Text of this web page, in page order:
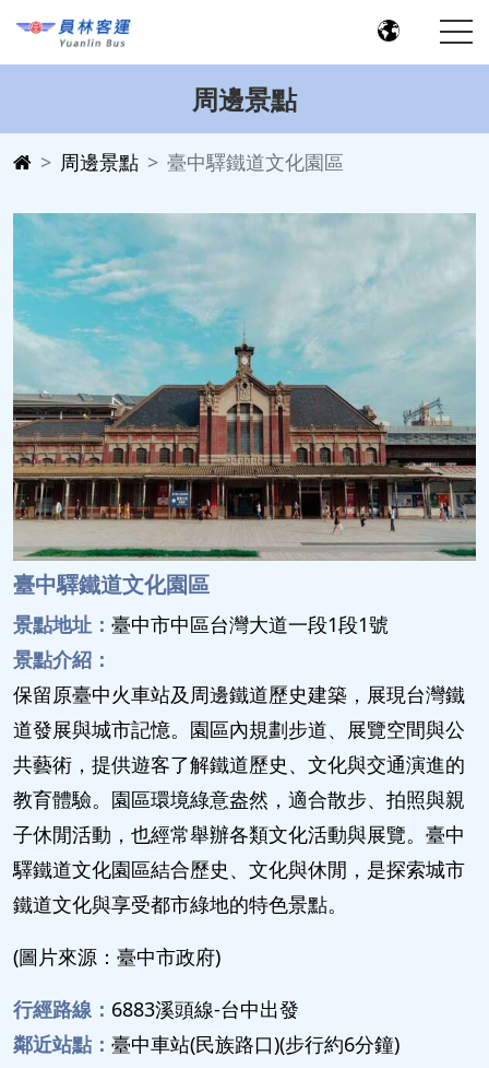
周邊景點
周邊景點 臺中驛鐵道文化園區
臺中驛鐵道文化園區
景點地址： 臺中市中區台灣大道一段1段1號
景點介紹：
保留原臺中火車站及周邊鐵道歷史建築，展現台灣鐵
道發展與城市記憶。園區內規劃步道、展覽空間與公
共藝術，提供遊客了解鐵道歷史、文化與交通演進的
教育體驗。園區環境綠意盎然，適合散步、拍照與親
子休閒活動，也經常舉辦各類文化活動與展覽。臺中
驛鐵道文化園區結合歷史、文化與休閒，是探索城市
鐵道文化與享受都市綠地的特色景點。
(圖片來源：臺中市政府)
行經路線： 6883溪頭線-台中出發
鄰近站點： 臺中車站(民族路口)(步行約6分鐘)